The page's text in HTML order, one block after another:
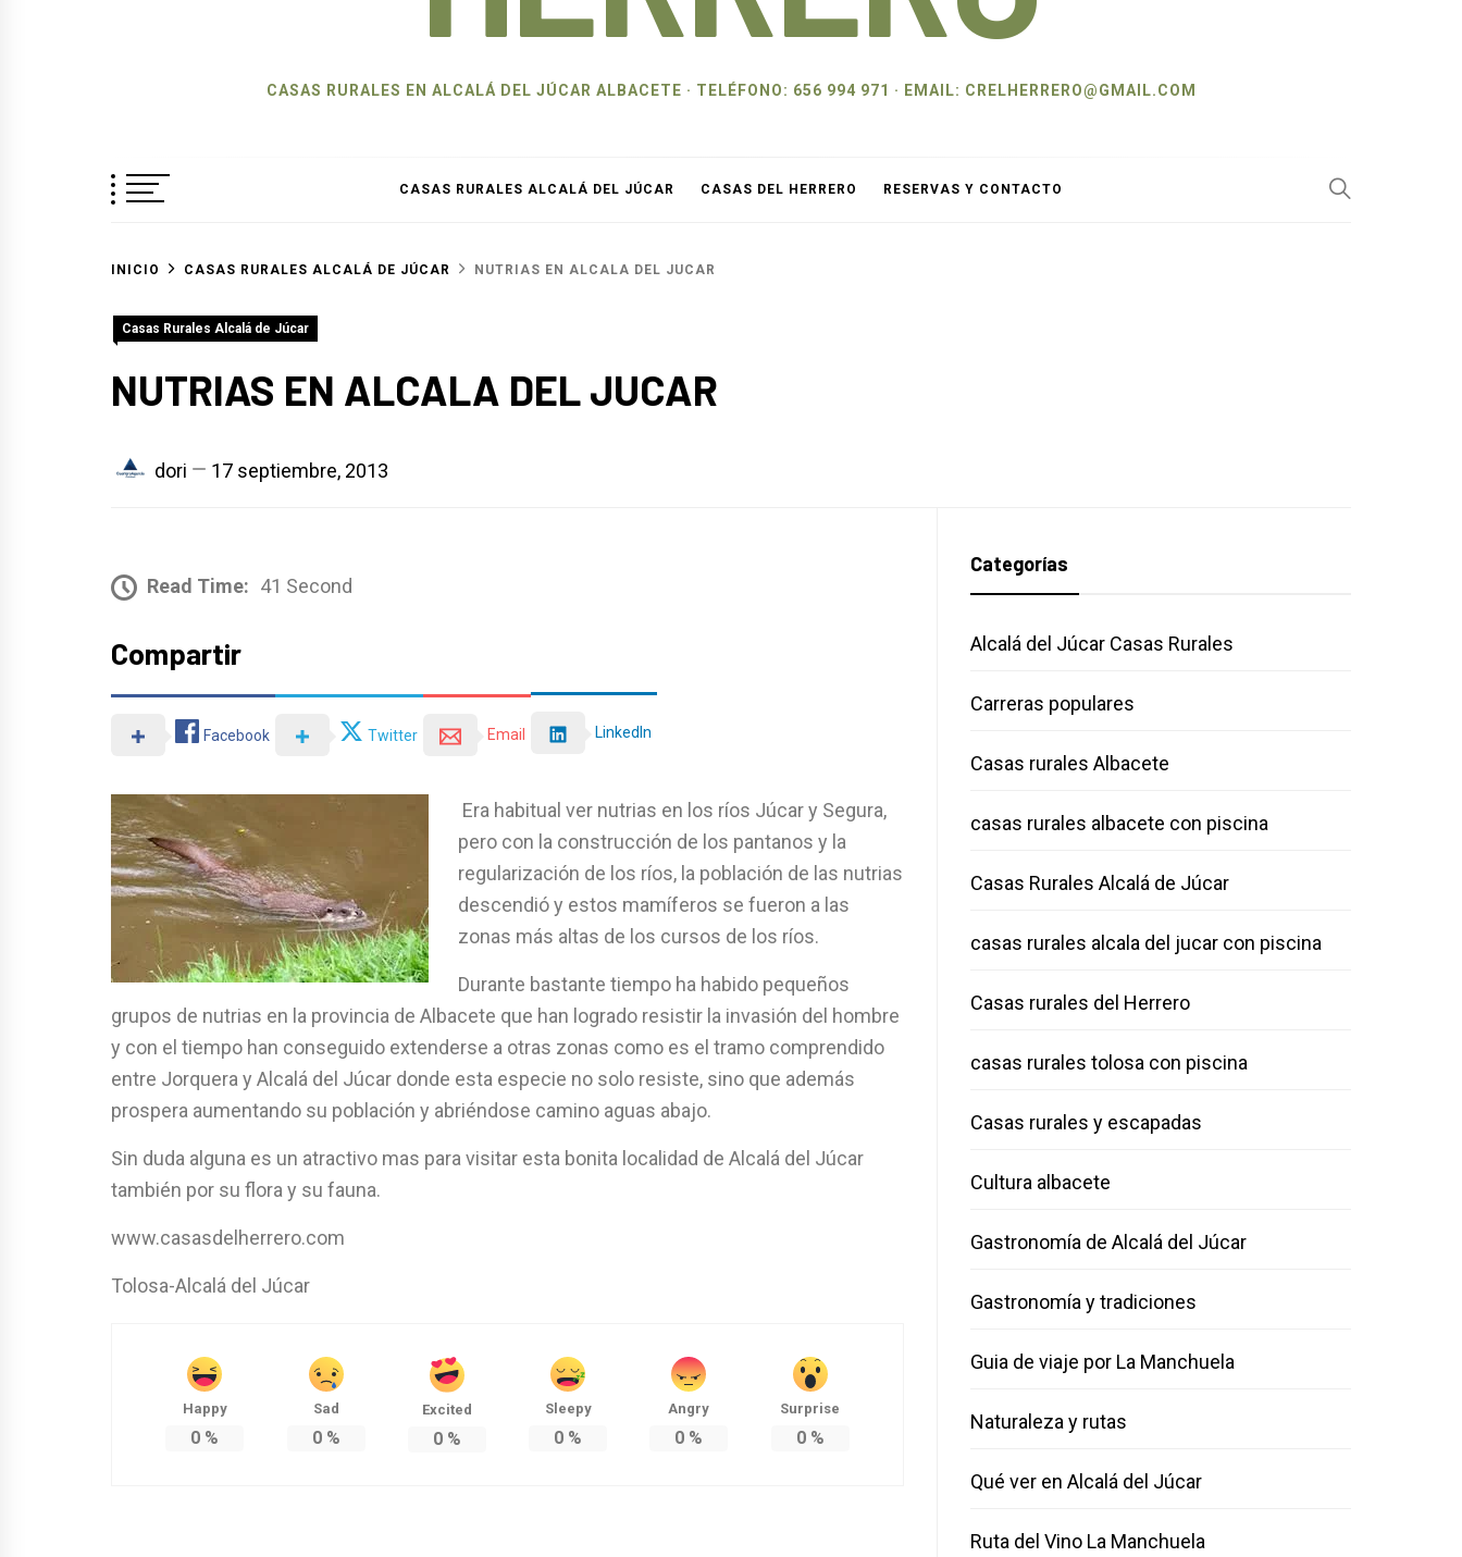
CASAS RURALES EN ALCALÁ DEL JÚCAR ALBACETE · TELÉFONO: 656 994 971 · EMAIL: CRELHERRERO@GMAIL.COM
CASAS RURALES ALCALÁ DEL JÚCAR CASAS DEL HERRERO RESERVAS Y CONTACTO
INICIO CASAS RURALES ALCALÁ DE JÚCAR NUTRIAS EN ALCALA DEL JUCAR
Casas Rurales Alcalá de Júcar
NUTRIAS EN ALCALA DEL JUCAR
dori 17 septiembre, 2013
Read Time: 41 Second
Compartir
Facebook Twitter Email LinkedIn
Era habitual ver nutrias en los ríos Júcar y Segura,
pero con la construcción de los pantanos y la
regularización de los ríos, la población de las nutrias
descendió y estos mamíferos se fueron a las
zonas más altas de los cursos de los ríos.
Durante bastante tiempo ha habido pequeños
grupos de nutrias en la provincia de Albacete que han logrado resistir la invasión del hombre
y con el tiempo han conseguido extenderse a otras zonas como es el tramo comprendido
entre Jorquera y Alcalá del Júcar donde esta especie no solo resiste, sino que además
prospera aumentando su población y abriéndose camino aguas abajo.
Sin duda alguna es un atractivo mas para visitar esta bonita localidad de Alcalá del Júcar
también por su flora y su fauna.
www.casasdelherrero.com
Tolosa-Alcalá del Júcar
Happy
0 %
Sad
0%
Excited
0%
Sleepy
0 %
Angry
0 %
Surprise
0%
Categorías
Alcalá del Júcar Casas Rurales
Carreras populares
Casas rurales Albacete
casas rurales albacete con piscina
Casas Rurales Alcalá de Júcar
casas rurales alcala del jucar con piscina
Casas rurales del Herrero
casas rurales tolosa con piscina
Casas rurales y escapadas
Cultura albacete
Gastronomía de Alcalá del Júcar
Gastronomía y tradiciones
Guia de viaje por La Manchuela
Naturaleza y rutas
Qué ver en Alcalá del Júcar
Ruta del Vino La Manchuela